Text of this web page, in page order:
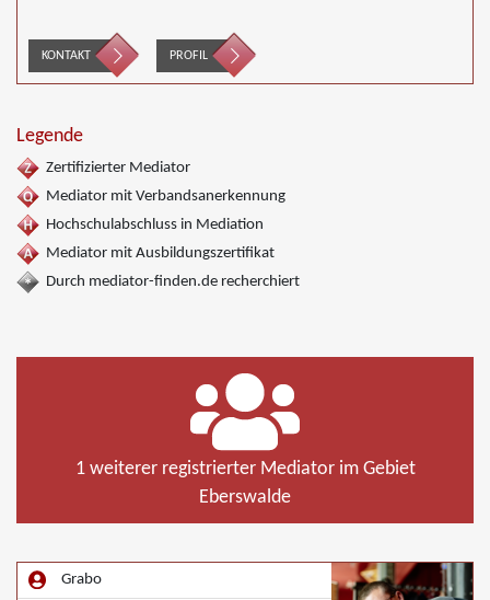
KONTAKT PROFIL
Legende
Zertifizierter Mediator
Mediator mit Verbandsanerkennung
Hochschulabschluss in Mediation
Mediator mit Ausbildungszertifikat
Durch mediator-finden.de recherchiert
1 weiterer registrierter Mediator im Gebiet
Eberswalde
Grabo